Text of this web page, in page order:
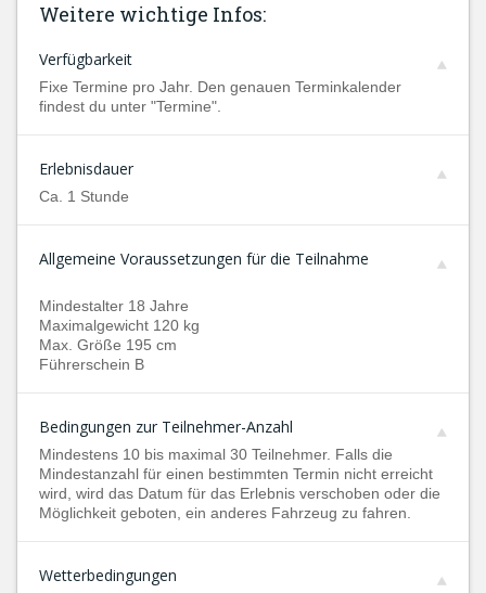
Weitere wichtige Infos:
Verfügbarkeit
Fixe Termine pro Jahr. Den genauen Terminkalender
findest du unter "Termine".
Erlebnisdauer
Ca. 1 Stunde
Allgemeine Voraussetzungen für die Teilnahme
Mindestalter 18 Jahre
Maximalgewicht 120 kg
Max. Größe 195 cm
Führerschein B
Bedingungen zur Teilnehmer-Anzahl
Mindestens 10 bis maximal 30 Teilnehmer. Falls die
Mindestanzahl für einen bestimmten Termin nicht erreicht
wird, wird das Datum für das Erlebnis verschoben oder die
Möglichkeit geboten, ein anderes Fahrzeug zu fahren.
Wetterbedingungen